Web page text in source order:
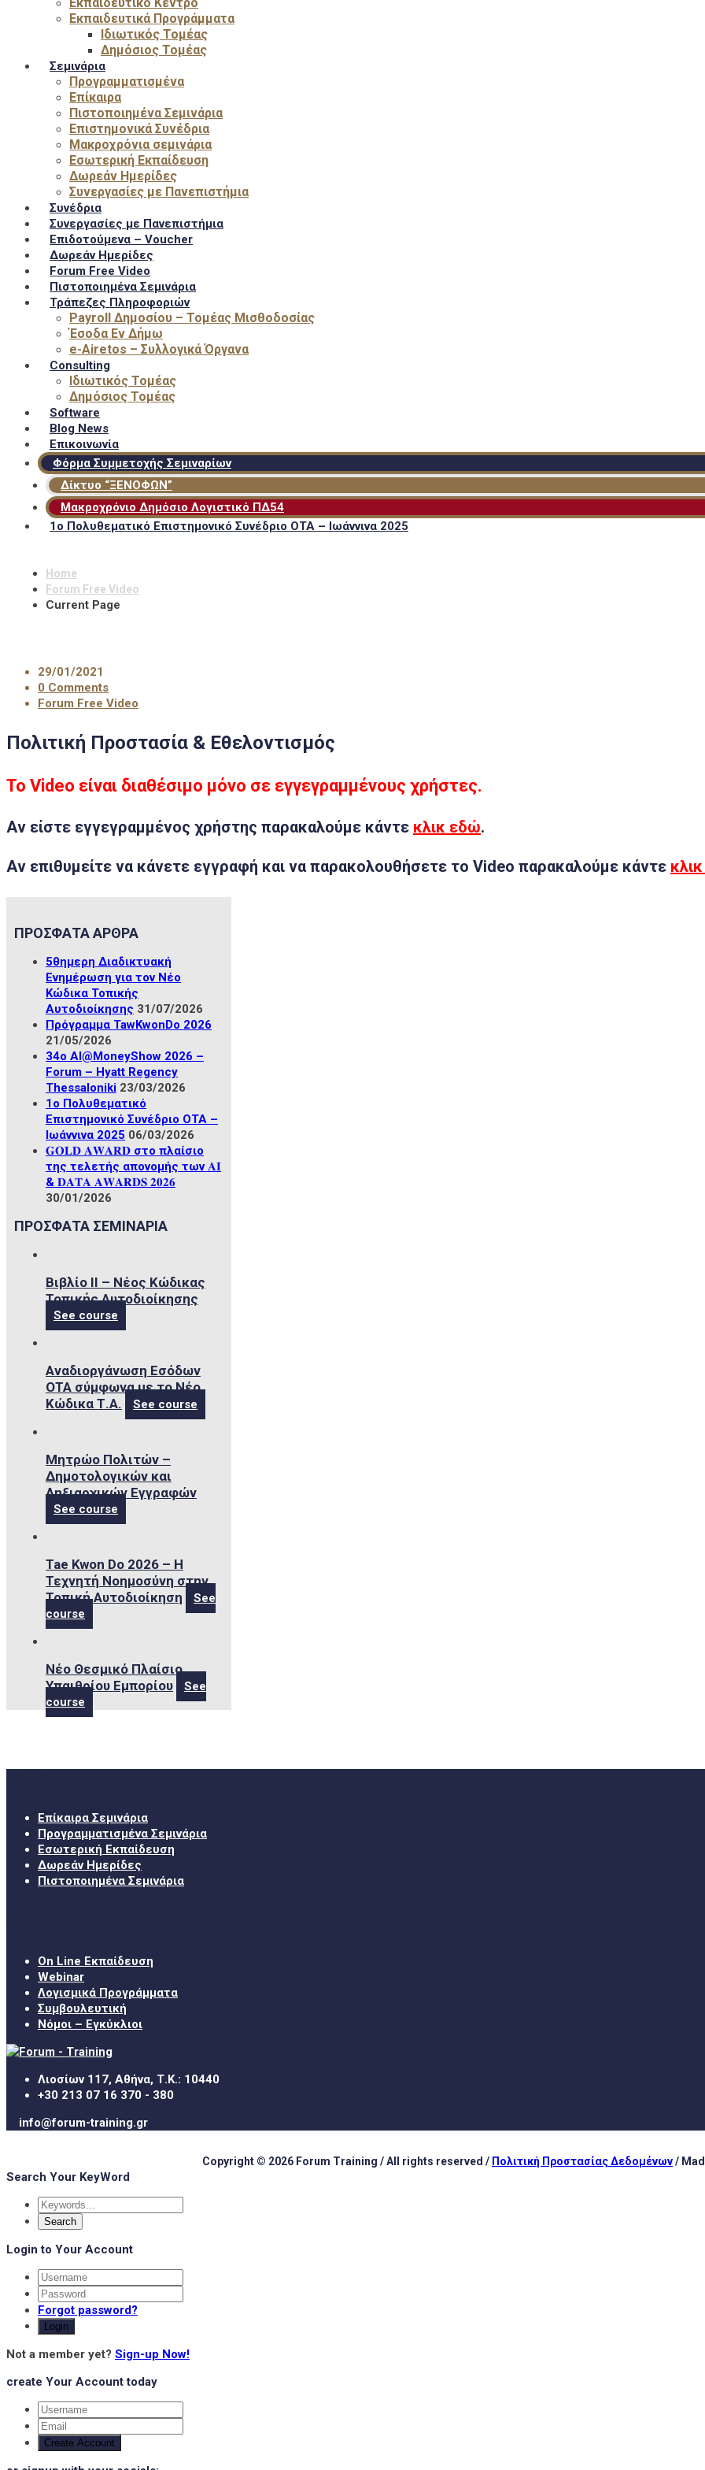
Εκπαιδευτικά Προγράμματα
Ιδιωτικός Τομέας
Δημόσιος Τομέας
Σεμινάρια
Προγραμματισμένα
Επίκαιρα
Πιστοποιημένα Σεμινάρια
Επιστημονικά Συνέδρια
Μακροχρόνια σεμινάρια
Εσωτερική Εκπαίδευση
Δωρεάν Ημερίδες
Συνεργασίες με Πανεπιστήμια
Συνέδρια
Συνεργασίες με Πανεπιστήμια
Επιδοτούμενα – Voucher
Δωρεάν Ημερίδες
Forum Free Video
Πιστοποιημένα Σεμινάρια
Τράπεζες Πληροφοριών
Payroll Δημοσίου – Τομέας Μισθοδοσίας
Έσοδα Εν Δήμω
e-Airetos – Συλλογικά Όργανα
Consulting
Ιδιωτικός Τομέας
Δημόσιος Τομέας
Software
Blog News
Επικοινωνία
Φόρμα Συμμετοχής Σεμιναρίων
Δίκτυο “ΞΕΝΟΦΩΝ”
Μακροχρόνιο Δημόσιο Λογιστικό ΠΔ54
1ο Πολυθεματικό Επιστημονικό Συνέδριο ΟΤΑ – Ιωάννινα 2025
Home
Forum Free Video
Current Page
29/01/2021
0 Comments
Forum Free Video
Πολιτική Προστασία & Εθελοντισμός
Το Video είναι διαθέσιμο μόνο σε εγγεγραμμένους χρήστες.
Αν είστε εγγεγραμμένος χρήστης παρακαλούμε κάντε κλικ εδώ.
Αν επιθυμείτε να κάνετε εγγραφή και να παρακολουθήσετε το Video παρακαλούμε κάντε
ΠΡΟΣΦΑΤΑ ΑΡΘΡΑ
5θημερη Διαδικτυακή
Ενημέρωση για τον Νέο
Κώδικα Τοπικής
Αυτοδιοίκησης 31/07/2026
Πρόγραμμα TawKwonDo 2026
21/05/2026
34ο ΑΙ@MoneyShow 2026 –
Forum – Hyatt Regency
Thessaloniki 23/03/2026
1ο Πολυθεματικό
Επιστημονικό Συνέδριο ΟΤΑ –
Ιωάννινα 2025 06/03/2026
𝐆𝐎𝐋𝐃 𝐀𝐖𝐀𝐑𝐃 στο πλαίσιο
της τελετής απονομής των 𝐀𝐈
& 𝐃𝐀𝐓𝐀 𝐀𝐖𝐀𝐑𝐃𝐒 𝟐𝟎𝟐𝟔
30/01/2026
ΠΡΟΣΦΑΤΑ ΣΕΜΙΝΑΡΙΑ
Βιβλίο ΙΙ – Νέος Κώδικας
Τοπικής Αυτοδιοίκησης
See course
Αναδιοργάνωση Εσόδων
ΟΤΑ σύμφωνα με το Νέο
Κώδικα Τ.Α.
See course
Μητρώο Πολιτών –
Δημοτολογικών και
Ληξιαρχικών Εγγραφών
See course
Tae Kwon Do 2026 – Η
Τεχνητή Νοημοσύνη στην
Τοπική Αυτοδιοίκηση
See
course
Νέο Θεσμικό Πλαίσιο
Υπαιθρίου Εμπορίου
See
course
Επίκαιρα Σεμινάρια
Προγραμματισμένα Σεμινάρια
Εσωτερική Εκπαίδευση
Δωρεάν Ημερίδες
Πιστοποιημένα Σεμινάρια
On Line Εκπαίδευση
Webinar
Λογισμικά Προγράμματα
Συμβουλευτική
Νόμοι – Εγκύκλιοι
Λιοσίων 117, Αθήνα, Τ.Κ.: 10440
+30 213 07 16 370 - 380
info@forum-training.gr
Copyright © 2026 Forum Training / All rights reserved / Πολιτική Προστασίας Δεδομένων/
Search Your KeyWord
Login to Your Account
Forgot password?
Login
Not a member yet? Sign-up Now!
create Your Account today
Create Account